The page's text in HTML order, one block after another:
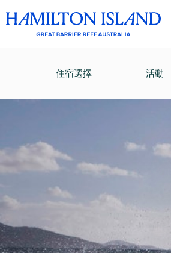
住宿選擇 活動